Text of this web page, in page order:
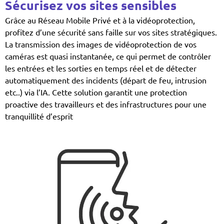
Sécurisez vos sites sensibles
Grâce au Réseau Mobile Privé et à la vidéoprotection,
profitez d’une sécurité sans faille sur vos sites stratégiques.
La transmission des images de vidéoprotection de vos
caméras est quasi instantanée, ce qui permet de contrôler
les entrées et les sorties en temps réel et de détecter
automatiquement des incidents (départ de feu, intrusion
etc..) via l’IA. Cette solution garantit une protection
proactive des travailleurs et des infrastructures pour une
tranquillité d’esprit